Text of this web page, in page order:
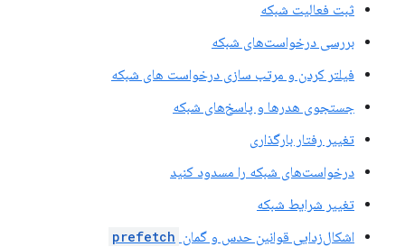
ثبت فعالیت شبکه
بررسی درخواست‌های شبکه
فیلتر کردن و مرتب سازی درخواست های شبکه
جستجوی هدرها و پاسخ‌های شبکه
تغییر رفتار بارگذاری
درخواست‌های شبکه را مسدود کنید
تغییر شرایط شبکه
اشکال‌زدایی قوانین حدس و گمان prefetch